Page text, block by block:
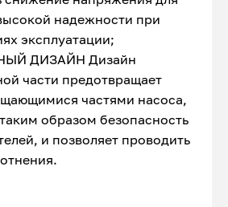
надежности при
эксплуатации;
ДИЗАЙН Дизайн
части предотвращает
частями насоса,
образом безопасность
и позволяет проводить